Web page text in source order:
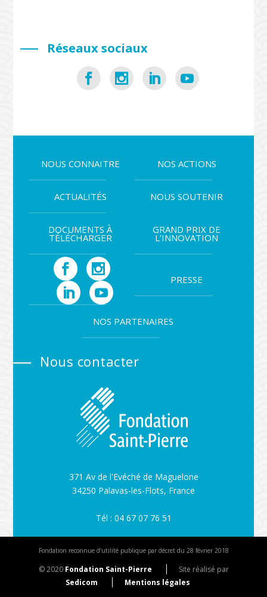
Réseaux sociaux
NOUS CONNAITRE NOS ACTIONS
ACTUALITÉS NOUS SOUTENIR
DOCUMENTS À
TÉLÉCHARGER
GRAND PRIX DE
L’INNOVATION
PRESSE
NOS PARTENAIRES
Nous contacter
371 Av de l'Evéché de Maguelone
34250 Palavas-les-Flots, France
Tél : 04 67 07 76 51
Fondation reconnue d’utilité publique par décret du 28 février 2018
© 2020 Fondation Saint-Pierre
Site réalisé par
Sedicom
Mentions légales